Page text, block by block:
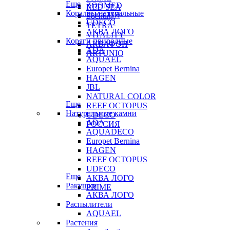
RED SEA
Sochting
TETRA
VITALITY
АКВАФОН
ARTUNIQ
ZOOMED
РОССИЯ
Еще
Кораллы натуральные
UDECO
АКВА ЛОГО
Коряги природные
ADA
AQUAEL
Europet Bernina
HAGEN
JBL
NATURAL COLOR
REEF OCTOPUS
UDECO
РОССИЯ
Еще
Натуральные камни
ADA
AQUADECO
Europet Bernina
HAGEN
REEF OCTOPUS
UDECO
АКВА ЛОГО
PRIME
Еще
Ракушки
АКВА ЛОГО
Распылители
AQUAEL
Растения